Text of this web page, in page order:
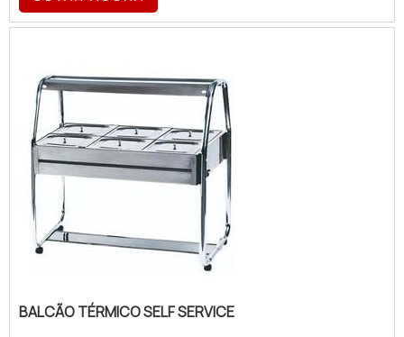
modo de preparo de refeições. Além de
DIVERSAS NECESSIDADESOs balcões
costumam ter um design simplificado e
robusto, pois o seu ponto fort...
BALCÃO TÉRMICO SELF SERVICE